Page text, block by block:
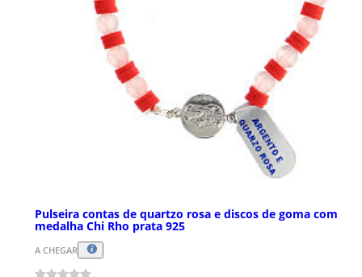
Pulseira contas de quartzo rosa e discos de goma com
medalha Chi Rho prata 925
A CHEGAR